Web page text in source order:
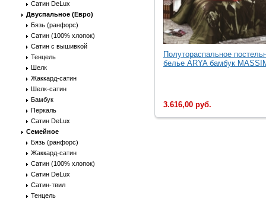
Сатин DeLux
Двуспальное (Евро)
Бязь (ранфорс)
Сатин (100% хлопок)
Сатин с вышивкой
Тенцель
Шелк
Жаккард-сатин
Шелк-сатин
Бамбук
Перкаль
Сатин DeLux
Семейное
Бязь (ранфорс)
Жаккард-сатин
Сатин (100% хлопок)
Сатин DeLux
Сатин-твил
Тенцель
Полутораспальное
белье ARYA бамбук
3.616,00 руб.